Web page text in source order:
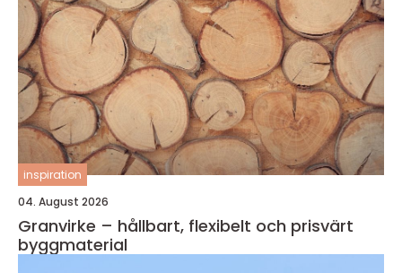
inspiration
04. August 2026
Granvirke – hållbart, flexibelt och prisvärt
byggmaterial